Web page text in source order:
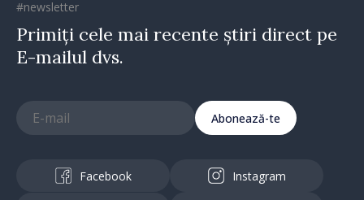
#newsletter
Primiți cele mai recente știri direct pe
E-mailul dvs.
Abonează-te
Facebook Instagram